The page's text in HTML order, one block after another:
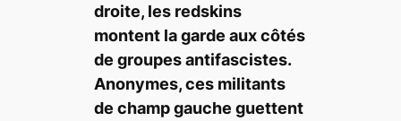
droite, les redskins
montent la garde aux côtés
de groupes antifascistes.
Anonymes, ces militants
de champ gauche guettent